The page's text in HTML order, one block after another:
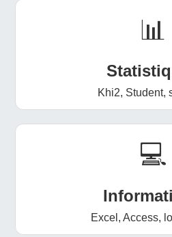
📊
Khi2, Student,
💻
Excel, Access,